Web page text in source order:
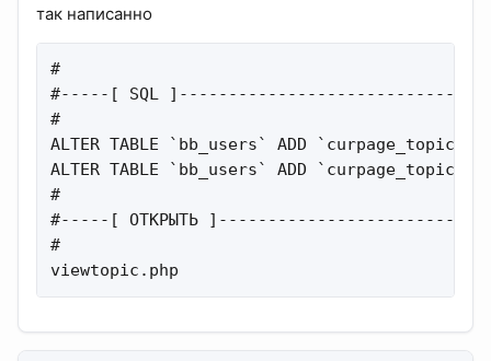
так написанно
#
#-----[ SQL
#
ALTER TABLE `bb_users` ADD
ALTER TABLE `bb_users` ADD
#
#-----[ ОТКРЫТЬ
#
viewtopic.php